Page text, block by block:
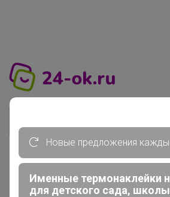
Новые предложения
Именные термонаклейки
для детского сада,